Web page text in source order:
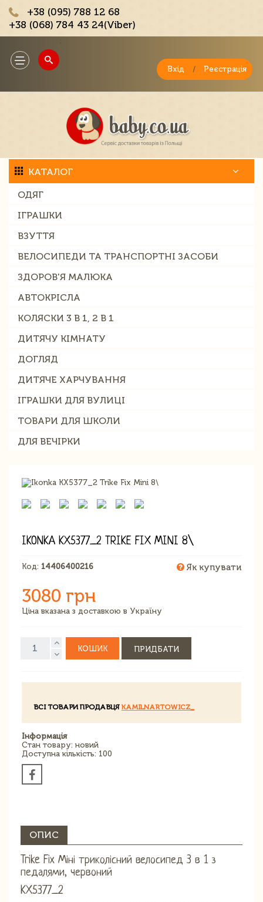
+38 (095) 788 12 68
+38 (068) 784 43 24(Viber)
Toggle
navigation
Вхід / Реєстрація
КАТАЛОГ
ОДЯГ
ІГРАШКИ
ВЗУТТЯ
ВЕЛОСИПЕДИ ТА ТРАНСПОРТНІ ЗАСОБИ
ЗДОРОВ'Я МАЛЮКА
АВТОКРІСЛА
КОЛЯСКИ 3 В 1, 2 В 1
ДИТЯЧУ КІМНАТУ
ДОГЛЯД
ДИТЯЧЕ ХАРЧУВАННЯ
ІГРАШКИ ДЛЯ ВУЛИЦІ
ТОВАРИ ДЛЯ ШКОЛИ
ДЛЯ ВЕЧІРКИ
IKONKA KX5377_2 TRIKE FIX MINI 8\
Код: 14406400216 Як купувати
3080 грн
Ціна вказана з доставкою в Україну
КОШИК ПРИДБАТИ
ВСІ ТОВАРИ ПРОДАВЦЯ KAMILNARTOWICZ_
Інформація
Стан товару: новий
Доступна кількість: 100
ОПИС
Trike Fix Міні триколісний велосипед 3 в 1 з
педалями, червоний
KX5377_2